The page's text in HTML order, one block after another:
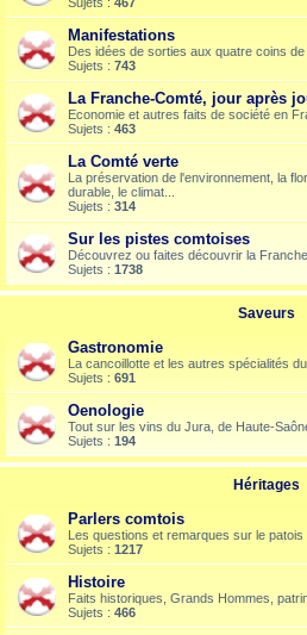
Manifestations
Des idées de sorties aux quatre coins de
Sujets : 743
La Franche-Comté, jour après
Economie et autres faits de société en
Sujets : 463
La Comté verte
La préservation de l'environnement, la
durable, le climat...
Sujets : 314
Sur les pistes comtoises
Découvrez ou faites découvrir la
Sujets : 1738
Saveurs
Gastronomie
La cancoillotte et les autres spécialités
Sujets : 691
Oenologie
Tout sur les vins du Jura, de Haute-
Sujets : 194
Héritages
Parlers comtois
Les questions et remarques sur le patois
Sujets : 1217
Histoire
Faits historiques, Grands Hommes,
Sujets : 466